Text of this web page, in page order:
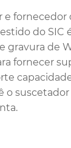
fornecedor
do SIC
gravura de
fornecer
o